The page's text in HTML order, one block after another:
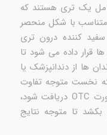
یک تری هستند که
با شکل منحصر
کننده درون تری
قرار داده می شود تا
ها از دندانپزشک یا
نخست متوجه تفاوت
خواهید شد. اگر ژل سفید کننده به صورت OTC دریافت شود،
تا متوجه نتایج